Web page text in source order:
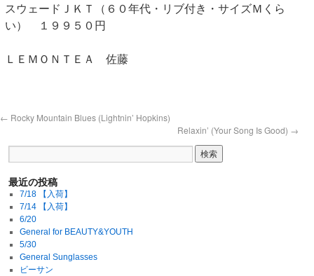
スウェードＪＫＴ（６０年代・リブ付き・サイズＭくら
い） １９９５０円
ＬＥＭＯＮＴＥＡ 佐藤
← Rocky Mountain Blues (Lightnin’ Hopkins)
Relaxin’ (Your Song Is Good) →
最近の投稿
7/18 【入荷】
7/14 【入荷】
6/20
General for BEAUTY&YOUTH
5/30
General Sunglasses
ビーサン